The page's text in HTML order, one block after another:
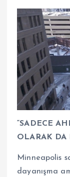
“SADECE
OLARAK DA
Minneapolis
dayanışma